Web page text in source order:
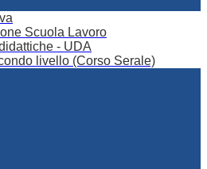
Scuola Lavoro
- UDA
livello (Corso Serale)